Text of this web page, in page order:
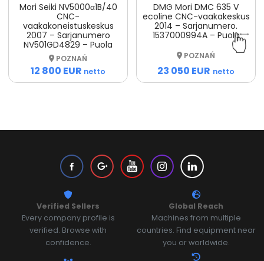
Mori Seiki NV5000α1B/40
CNC-
vaakakoneistuskeskus
2007 – Sarjanumero
NV501GD4829 – Puola
POZNAŃ
12 800 EUR netto
DMG Mori DMC 635 V
ecoline CNC-vaakakeskus
2014 – Sarjanumero.
1537000994A – Puola
POZNAŃ
23 050 EUR netto
Verified Sellers
Every company profile is
verified. Browse with
confidence.
Global Reach
Machines from multiple
countries. Find equipment near
you or worldwide.